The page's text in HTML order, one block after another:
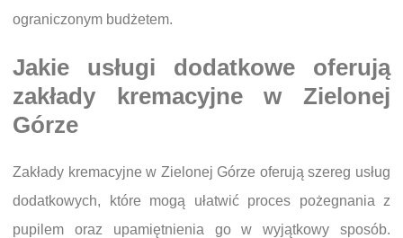
ograniczonym budżetem.
Jakie usługi dodatkowe oferują
zakłady kremacyjne w Zielonej
Górze
Zakłady kremacyjne w Zielonej Górze oferują szereg usług
dodatkowych, które mogą ułatwić proces pożegnania z
pupilem oraz upamiętnienia go w wyjątkowy sposób.